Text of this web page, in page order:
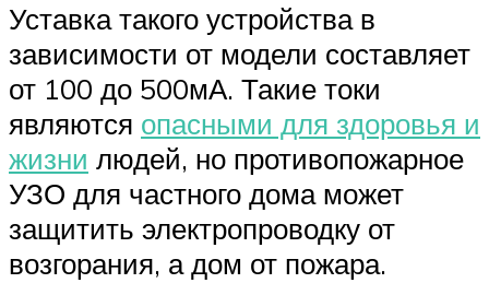
Уставка такого устройства в
зависимости от модели составляет
от 100 до 500мА. Такие токи
являются опасными для здоровья и
жизни людей, но противопожарное
УЗО для частного дома может
защитить электропроводку от
возгорания, а дом от пожара.